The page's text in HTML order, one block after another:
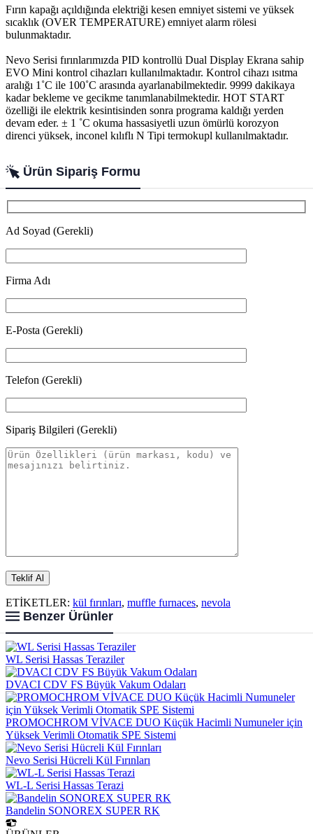
Fırın kapağı açıldığında elektriği kesen emniyet sistemi ve yüksek
sıcaklık (OVER TEMPERATURE) emniyet alarm rölesi
bulunmaktadır.
Nevo Serisi fırınlarımızda PID kontrollü Dual Display Ekrana sahip
EVO Mini kontrol cihazları kullanılmaktadır. Kontrol cihazı ısıtma
aralığı 1˚C ile 100˚C arasında ayarlanabilmektedir. 9999 dakikaya
kadar bekleme ve gecikme tanımlanabilmektedir. HOT START
özelliği ile elektrik kesintisinden sonra programa kaldığı yerden
devam eder. ± 1 ˚C okuma hassasiyetli uzun ömürlü korozyon
direnci yüksek, inconel kılıflı N Tipi termokupl kullanılmaktadır.
Ürün Sipariş Formu
Ad Soyad (Gerekli)
Firma Adı
E-Posta (Gerekli)
Telefon (Gerekli)
Sipariş Bilgileri (Gerekli)
ETİKETLER: kül fırınları, muffle furnaces, nevola
Benzer Ürünler
WL Serisi Hassas Teraziler
DVACI CDV FS Büyük Vakum Odaları
PROMOCHROM VİVACE DUO Küçük Hacimli Numuneler için
Yüksek Verimli Otomatik SPE Sistemi
Nevo Serisi Hücreli Kül Fırınları
WL-L Serisi Hassas Terazi
Bandelin SONOREX SUPER RK